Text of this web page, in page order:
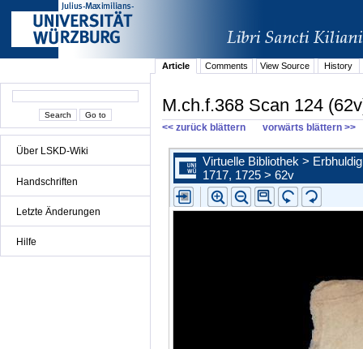
Über LSKD-Wiki
Handschriften
Letzte Änderungen
Hilfe
Article Comments View Source History
M.ch.f.368 Scan 124
<< zurück blättern vorwärts blättern >>